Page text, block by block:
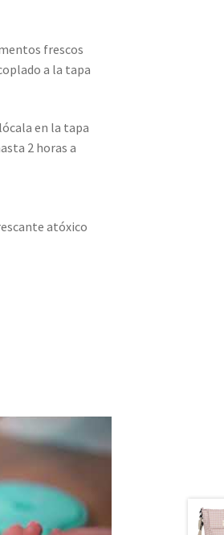
frescos
a la tapa
en la tapa
2 horas a
atóxico